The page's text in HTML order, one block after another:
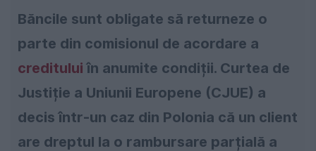
Băncile sunt obligate să returneze o
parte din comisionul de acordare a
creditului în anumite condiții. Curtea de
Justiție a Uniunii Europene (CJUE) a
decis într-un caz din Polonia că un client
are dreptul la o rambursare parțială a